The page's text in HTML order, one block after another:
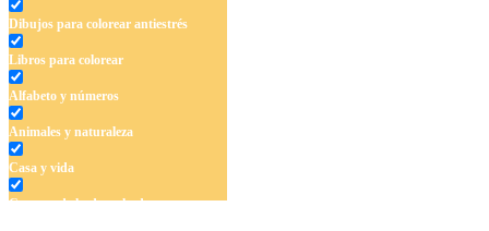
Dibujos para colorear antiestrés
Libros para colorear
Alfabeto y números
Animales y naturaleza
Casa y vida
Cuentos de hadas y hadas